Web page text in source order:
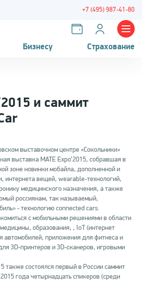
+7 (495) 987-41-80
Бизнесу Страхование
и саммит
выставочном центре «Сокольники»
выставка MATE Expo’2015, собравшая в
зоне новинки мобайла, дополненной и
интернета вещей, wearable-технологий,
медицинского назначения, а также
россиянам, так называемый,
- технологию connected cars.
с мобильными решениями в области
образования, , IoT (интернет
автомобилей, приложения для фитнеса и
3D-принтеров и 3D-сканеров, игровыми
также состоялся первый в России саммит
года четырнадцать спикеров (среди